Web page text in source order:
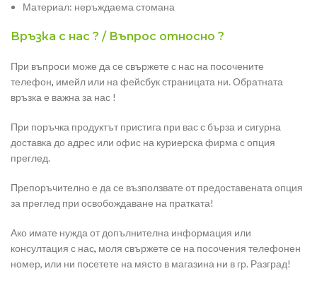
Материал: неръждаема стомана
Връзка с нас ? / Въпрос относно ?
При въпроси може да се свържете с нас на посочените
телефон, имейл или на фейсбук страницата ни. Обратната
връзка е важна за нас !
При поръчка продуктът пристига при вас с бърза и сигурна
доставка до адрес или офис на куриерска фирма с опция
преглед.
Препоръчително е да се възползвате от предоставената опция
за преглед при освобождаване на пратката!
Ако имате нужда от допълнителна информация или
консултация с нас, моля свържете се на посочения телефонен
номер, или ни посетете на място в магазина ни в гр. Разград!